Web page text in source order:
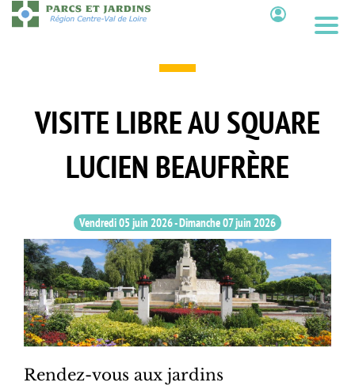
Aller
au
VISITE LIBRE AU SQUARE
LUCIEN BEAUFRÈRE
Vendredi 05 juin 2026-Dimanche 07 juin 2026
Rendez-vous aux jardins